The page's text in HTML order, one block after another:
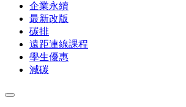
企業永續
最新改版
碳排
遠距連線課程
學生優惠
減碳